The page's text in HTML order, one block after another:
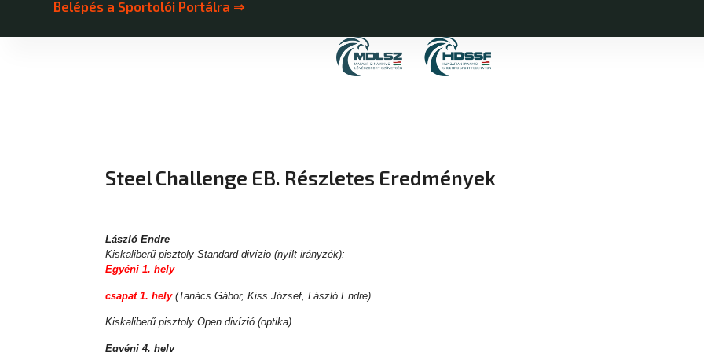
Belépés a Sportolói Portálra ⇒
Steel Challenge EB. Részletes Eredmények
László Endre
Kiskaliberű pisztoly Standard divízio (nyílt irányzék):
Egyéni 1. hely
csapat 1. hely(Tanács Gábor, Kiss József, László Endre)
Kiskaliberű pisztoly Open divízió (optika)
Egyéni 4. hely